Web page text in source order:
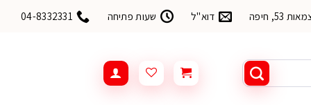
חיפה דוא"ל שעות פתיחה 04-8332331